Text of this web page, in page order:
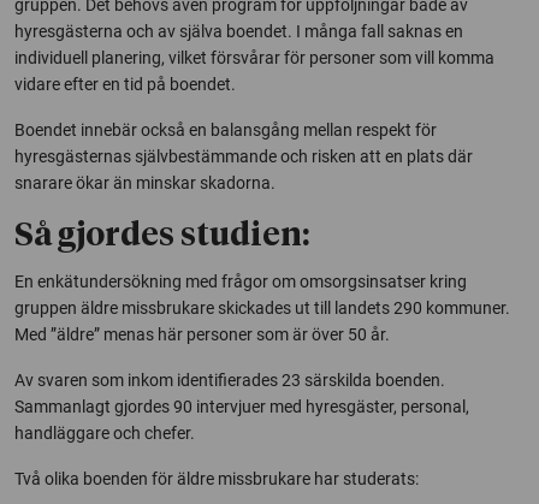
gruppen. Det behövs även program för uppföljningar både av
hyresgästerna och av själva boendet. I många fall saknas en
individuell planering, vilket försvårar för personer som vill komma
vidare efter en tid på boendet.
Boendet innebär också en balansgång mellan respekt för
hyresgästernas självbestämmande och risken att en plats där
snarare ökar än minskar skadorna.
Så gjordes studien:
En enkätundersökning med frågor om omsorgsinsatser kring
gruppen äldre missbrukare skickades ut till landets 290 kommuner.
Med ”äldre” menas här personer som är över 50 år.
Av svaren som inkom identifierades 23 särskilda boenden.
Sammanlagt gjordes 90 intervjuer med hyresgäster, personal,
handläggare och chefer.
Två olika boenden för äldre missbrukare har studerats: